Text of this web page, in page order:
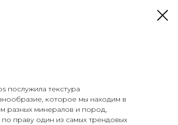
послужила текстура
которое мы находим в
разных минералов и пород,
праву один из самых трендовых